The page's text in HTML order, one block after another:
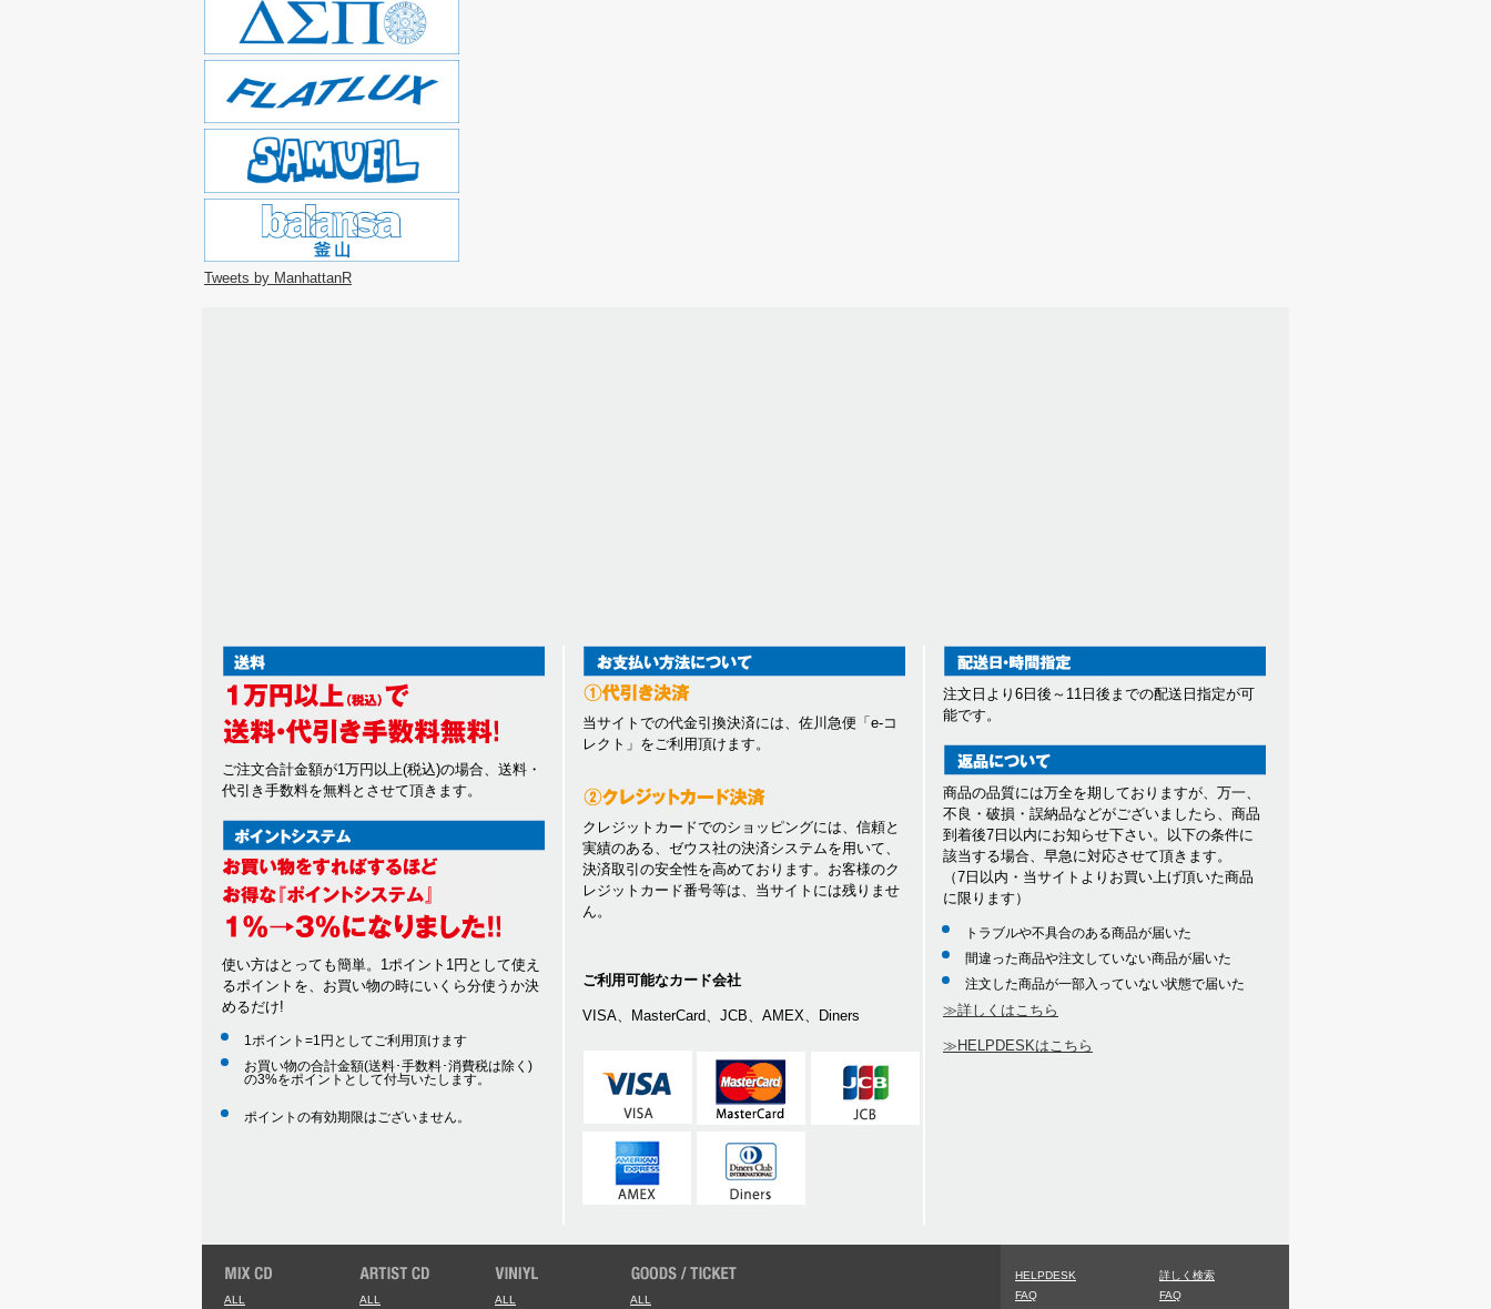
Tweets by ManhattanR
ご注文合計金額が1万円以上(税込)の場合、送料・
代引き手数料を無料とさせて頂きます。
使い方はとっても簡単。1ポイント1円として使え
るポイントを、お買い物の時にいくら分使うか決
めるだけ!
1ポイント=1円としてご利用頂けます
お買い物の合計金額(送料･手数料･消費税は除く)
の3%をポイントとして付与いたします。
ポイントの有効期限はございません。
当サイトでの代金引換決済には、佐川急便「e-コ
レクト」をご利用頂けます。
クレジットカードでのショッピングには、信頼と
実績のある、ゼウス社の決済システムを用いて、
決済取引の安全性を高めております。お客様のク
レジットカード番号等は、当サイトには残りませ
ん。
ご利用可能なカード会社
VISA、MasterCard、JCB、AMEX、Diners
注文日より6日後～11日後までの配送日指定が可
能です。
商品の品質には万全を期しておりますが、万一、
不良・破損・誤納品などがございましたら、商品
到着後7日以内にお知らせ下さい。以下の条件に
該当する場合、早急に対応させて頂きます。
（7日以内・当サイトよりお買い上げ頂いた商品
に限ります）
トラブルや不具合のある商品が届いた
間違った商品や注文していない商品が届いた
注文した商品が一部入っていない状態で届いた
≫詳しくはこちら
≫HELPDESKはこちら
ALL ALL ALL ALL
HELPDESK
FAQ
詳しく検索
FAQ